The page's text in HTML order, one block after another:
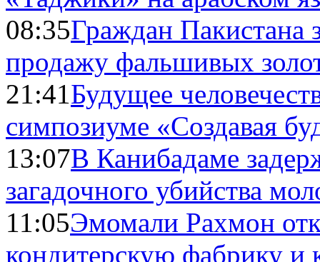
08:35Граждан Пакистана
продажу фальшивых
21:41Будущее
симпозиуме «Создавая
13:07В Канибадаме
загадочного убийства
11:05Эмомали Рахмон
кондитерскую фабрику и